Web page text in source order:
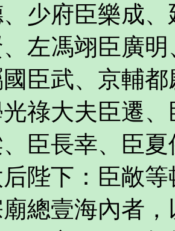
少府臣樂成
左馮翊臣廣
臣武、京輔
祿大夫臣遷
臣長幸、臣
陛下：臣敞
總壹海內者